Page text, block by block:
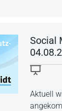
Social
Aktuell